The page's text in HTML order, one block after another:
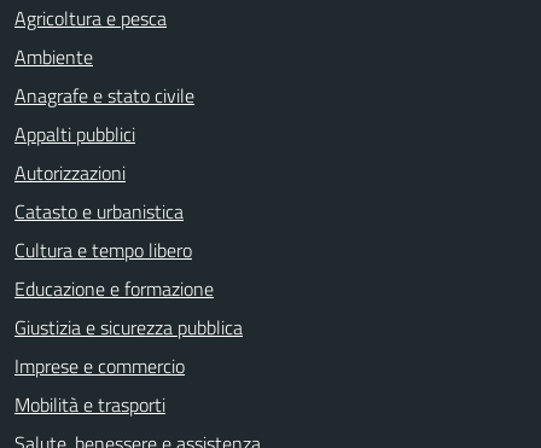
Agricoltura e pesca
Ambiente
Anagrafe e stato civile
Appalti pubblici
Autorizzazioni
Catasto e urbanistica
Cultura e tempo libero
Educazione e formazione
Giustizia e sicurezza pubblica
Imprese e commercio
Mobilità e trasporti